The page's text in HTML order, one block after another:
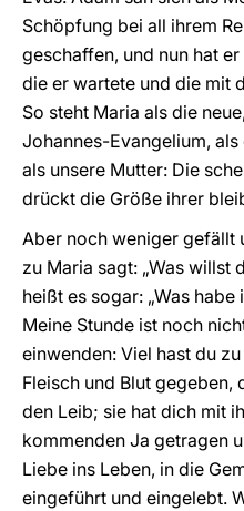
Schöpfung bei all ihrem
geschaffen, und nun hat
die er wartete und die mit
So steht Maria als die
Johannes-Evangelium,
als unsere Mutter: Die
drückt die Größe ihrer
Aber noch weniger gefällt
zu Maria sagt: „Was willst
heißt es sogar: „Was
Meine Stunde ist noch
einwenden: Viel hast du
Fleisch und Blut gegeben,
den Leib; sie hat dich mit
kommenden Ja getragen
Liebe ins Leben, in die
eingeführt und eingelebt.